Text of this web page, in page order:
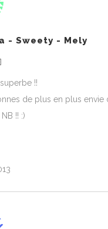
- Sweety - Mely
!!
de plus en plus envie
!! :)